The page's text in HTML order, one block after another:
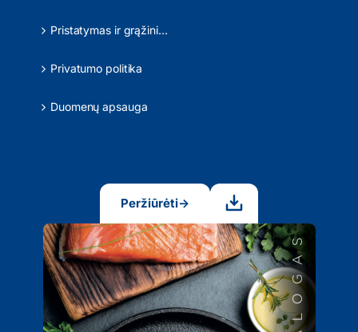
Pristatymas ir grąžinimas
Privatumo politika
Duomenų apsauga
Peržiūrėti→